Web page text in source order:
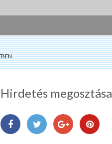
Hirdetés megosztása